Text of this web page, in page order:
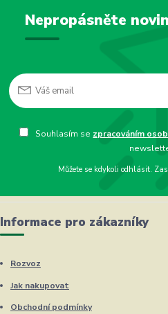
Nepropásněte
Souhlasím se zpracováním
Můžete se kdykoli odhlásit.
Informace pro zákazníky
Rozvoz
Jak nakupovat
Obchodní podmínky